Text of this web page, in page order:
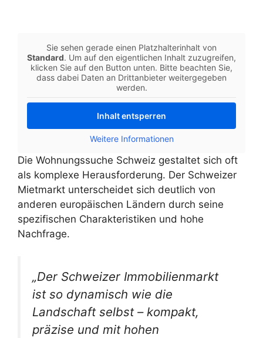
Sie sehen gerade einen Platzhalterinhalt von
Standard. Um auf den eigentlichen Inhalt zuzugreifen,
klicken Sie auf den Button unten. Bitte beachten Sie,
dass dabei Daten an Drittanbieter weitergegeben
werden.
Inhalt entsperren
Weitere Informationen
Die Wohnungssuche Schweiz gestaltet sich oft
als komplexe Herausforderung. Der Schweizer
Mietmarkt unterscheidet sich deutlich von
anderen europäischen Ländern durch seine
spezifischen Charakteristiken und hohe
Nachfrage.
„Der Schweizer Immobilienmarkt
ist so dynamisch wie die
Landschaft selbst – kompakt,
präzise und mit hohen